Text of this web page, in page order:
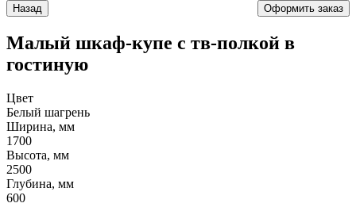
Назад
Малый шкаф-купе с тв-полкой в
гостиную
Цвет
Белый шагрень
Ширина, мм
1700
Высота, мм
2500
Глубина, мм
600